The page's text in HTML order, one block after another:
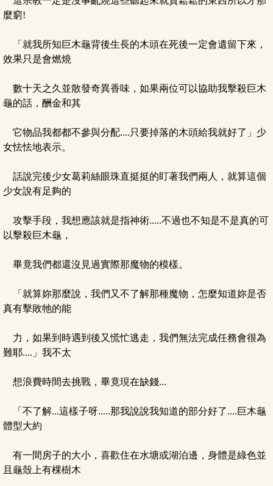
麼窮!
「就我所知巨木龜背後生長的木頭在死後一定會遺留下來，
效果只是會燃燒
數十天之久並散發奇異香味，如果兩位可以協助我擊殺巨木
龜的話，酬金和其
它物品我都都不參與分配....只要掉落的木頭給我就好了」少
女怯怯地表示。
話說完後少女葛莉絲眼珠直挺挺的盯著我們兩人，就算這個
少女說有足夠的
攻擊手段，我想應該就是指神術.....不過也不知是不是真的可
以擊殺巨木龜，
畢竟我們都還沒見過實際那魔物的模樣。
「就算妳那麼說，我們又不了解那種魔物，怎麼知道妳是否
真有擊敗牠的能
力，如果到時遇到後又慌忙逃走，我們無法完成任務會很為
難耶....」我不太
想浪費時間去挑戰，畢竟現在缺錢...
「不了解...這樣子呀.....那我說說我知道的部分好了....巨木龜
體型大約
有一間房子的大小，喜歡住在水塘或湖泊邊，身體是綠色並
且龜殼上有棵樹木